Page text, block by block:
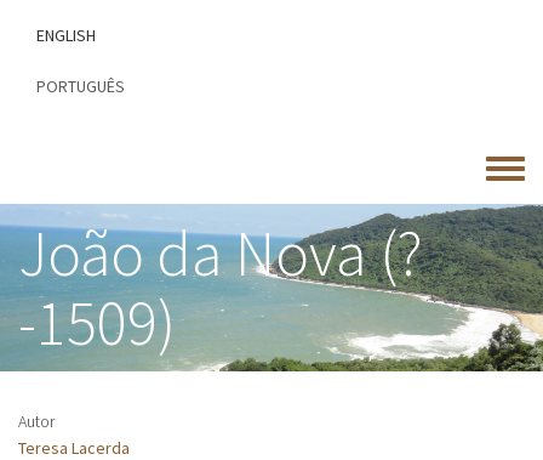
conteúdo
ENGLISH
PORTUGUÊS
Toggle
menu
João da Nova (?
-1509)
Autor
Teresa Lacerda